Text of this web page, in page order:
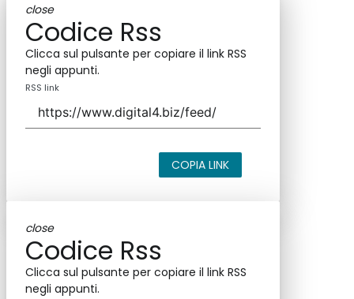
close
Codice Rss
Clicca sul pulsante per copiare il link RSS
negli appunti.
RSS link
COPIA LINK
close
Codice Rss
Clicca sul pulsante per copiare il link RSS
negli appunti.